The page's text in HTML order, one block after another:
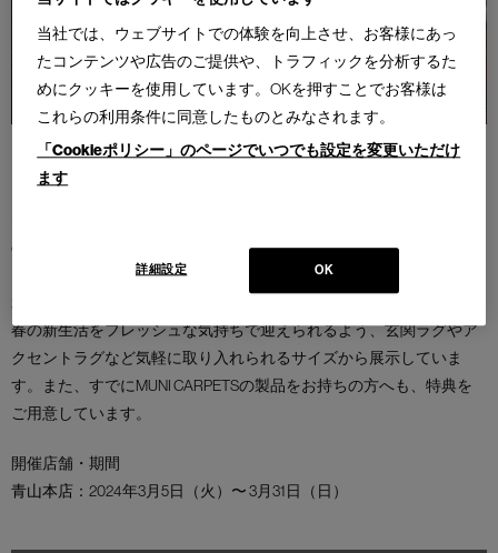
SHOPS
CATALOGUES
PROFESSIONAL
カッシーナ・イクスシー青山本店では、“モダンシノワズリ” をコン
の絨毯（クラシカル・チャイニーズラグ）の製法と伝統美をよみが
えらせ現代に合わせてアップデートする、MUNI CARPETSの特別展
示会を開催しています。
春の新生活をフレッシュな気持ちで迎えられるよう、玄関ラグやア
クセントラグなど気軽に取り入れられるサイズから展示していま
す。また、すでにMUNI CARPETSの製品をお持ちの方へも、特典を
ご用意しています。
開催店舗・期間
青山本店 ：2024年3月5日（火）〜 3月31日（日）
当社では、ウェブサイトでの体験を向上させ、お客様にあっ
たコンテンツや広告のご提供や、トラフィックを分析するた
めにクッキーを使用しています。OKを押すことでお客様は
これらの利用条件に同意したものとみなされます。
「Cookieポリシー」のページでいつでも設定を変更いただけ
ます
OK
詳細設定